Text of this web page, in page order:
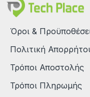
Όροι &
Πολιτική
Τρόποι Αποστολής
Τρόποι Πληρωμής